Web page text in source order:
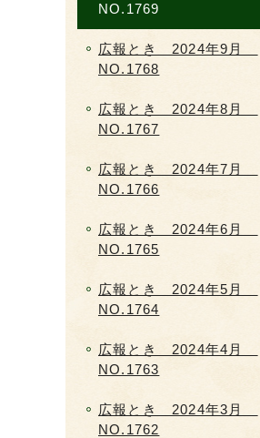
NO.1769
広報とき 2024年9月
NO.1768
広報とき 2024年8月
NO.1767
広報とき 2024年7月
NO.1766
広報とき 2024年6月
NO.1765
広報とき 2024年5月
NO.1764
広報とき 2024年4月
NO.1763
広報とき 2024年3月
NO.1762